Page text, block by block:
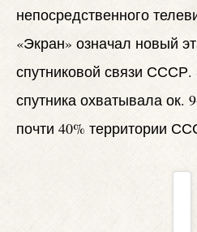
непосредственного
«Экран» означал новый
спутниковой связи
спутника охватывала ок.
почти 40% территории